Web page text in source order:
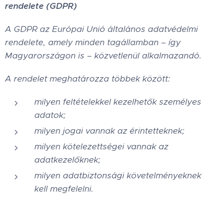
rendelete (GDPR)
A GDPR az Európai Unió általános adatvédelmi
rendelete, amely minden tagállamban – így
Magyarországon is – közvetlenül alkalmazandó.
A rendelet meghatározza többek között:
milyen feltételekkel kezelhetők személyes
adatok;
milyen jogai vannak az érintetteknek;
milyen kötelezettségei vannak az
adatkezelőknek;
milyen adatbiztonsági követelményeknek
kell megfelelni.